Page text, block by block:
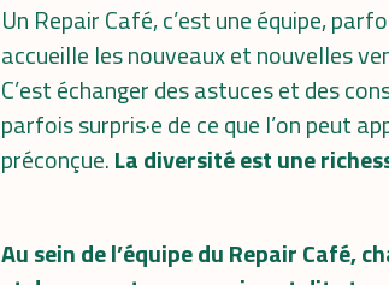
Un Repair Café, c’est une équipe,
accueille les nouveaux et nouvelles
C’est échanger des astuces et des
parfois surpris·e de ce que l’on peut
préconçue.La diversité est une
Au sein de l’équipe du Repair Café,